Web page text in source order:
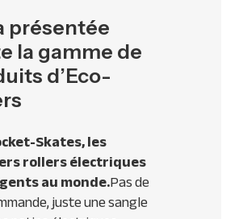
présentée
la gamme de
d’Eco-
Skates, les
rollers électriques
au monde.Pas de
juste une sangle